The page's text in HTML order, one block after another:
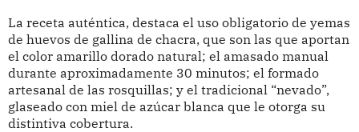
La receta auténtica, destaca el uso obligatorio de yemas
de huevos de gallina de chacra, que son las que aportan
el color amarillo dorado natural; el amasado manual
durante aproximadamente 30 minutos; el formado
artesanal de las rosquillas; y el tradicional “nevado”,
glaseado con miel de azúcar blanca que le otorga su
distintiva cobertura.